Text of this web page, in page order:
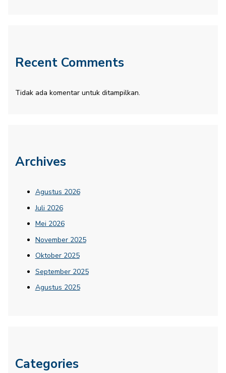
Recent Comments
Tidak ada komentar untuk ditampilkan.
Archives
Agustus 2026
Juli 2026
Mei 2026
November 2025
Oktober 2025
September 2025
Agustus 2025
Categories